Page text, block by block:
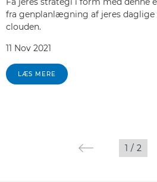
fra genplanlægning af jeres
clouden.
11 Nov 2021
LÆS MERE
1 / 2